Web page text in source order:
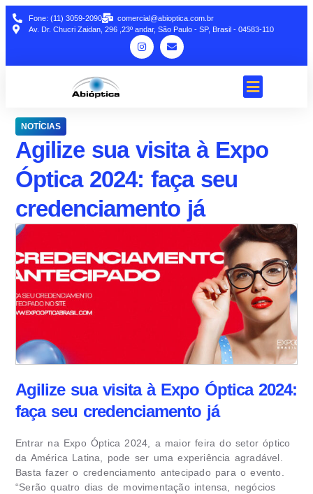
Fone: (11) 3059-2090
comercial@abioptica.com.br
Av. Dr. Chucri Zaidan, 296 ,23º andar, São Paulo - SP, Brasil - 04583-110
NOTÍCIAS
Agilize sua visita à Expo
Óptica 2024: faça seu
credenciamento já
Agilize sua visita à Expo Óptica 2024:
faça seu credenciamento já
Entrar na Expo Óptica 2024, a maior feira do setor óptico
da América Latina, pode ser uma experiência agradável.
Basta fazer o credenciamento antecipado para o evento.
“Serão quatro dias de movimentação intensa, negócios